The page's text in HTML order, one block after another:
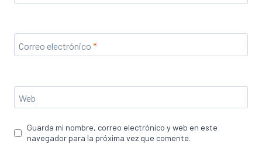
Correo electrónico *
Web
Guarda mi nombre, correo electrónico y web en este
navegador para la próxima vez que comente.